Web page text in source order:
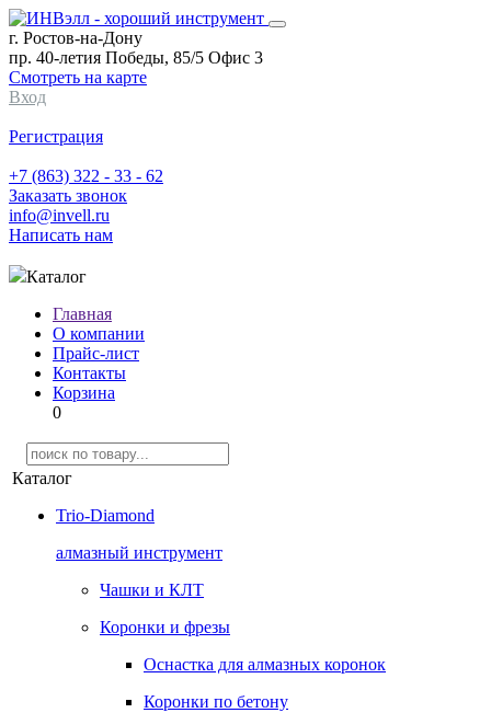
г. Ростов-на-Дону
пр. 40-летия Победы, 85/5 Офис 3
Смотреть на карте
Вход
Регистрация
+7 (863) 322 - 33 - 62
Заказать звонок
info@invell.ru
Написать нам
Каталог
Главная
О компании
Прайс-лист
Контакты
Корзина
0
Каталог
Trio-Diamond
алмазный инструмент
Чашки и КЛТ
Коронки и фрезы
Оснастка для алмазных коронок
Коронки по бетону